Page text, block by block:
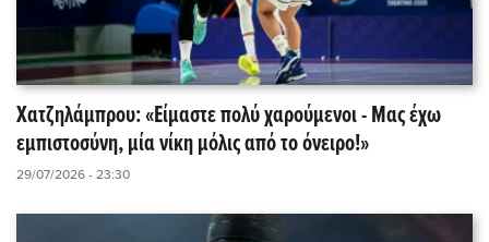
Χατζηλάμπρου: «Είμαστε πολύ χαρούμενοι - Μας έχω
εμπιστοσύνη, μία νίκη μόλις από το όνειρο!»
29/07/2026 - 23:30